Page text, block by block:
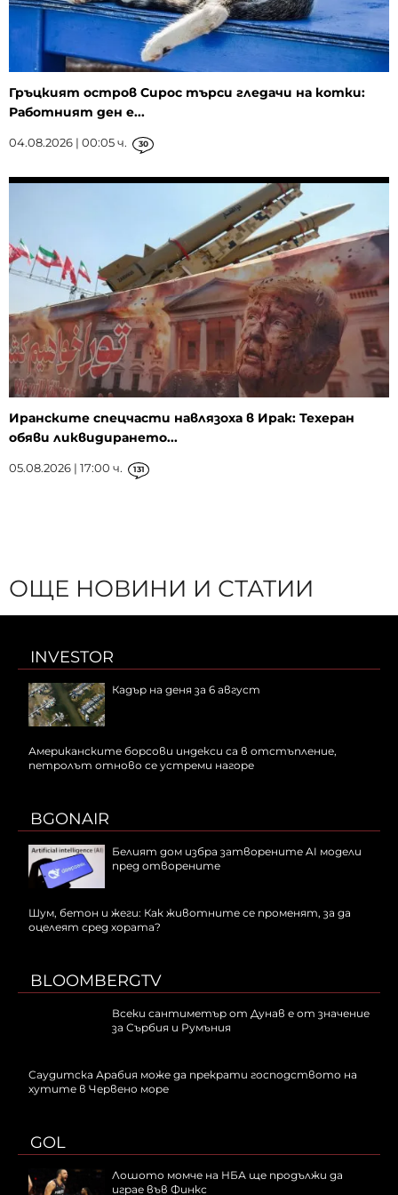
Гръцкият остров Сирос търси гледачи на котки:
Работният ден е...
04.08.2026 | 00:05 ч. 30
Иранските спецчасти навлязоха в Ирак: Техеран
обяви ликвидирането...
05.08.2026 | 17:00 ч. 131
ОЩЕ НОВИНИ И СТАТИИ
INVESTOR
Кадър на деня за 6 август
Американските борсови индекси са в отстъпление,
петролът отново се устреми нагоре
BGONAIR
Белият дом избра затворените AI модели
пред отворените
Шум, бетон и жеги: Как животните се променят, за да
оцелеят сред хората?
BLOOMBERGTV
Всеки сантиметър от Дунав е от значение
за Сърбия и Румъния
Саудитска Арабия може да прекрати господството на
хутите в Червено море
GOL
Лошото момче на НБА ще продължи да
играе във Финкс